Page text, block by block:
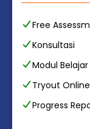
Free
Konsultasi
Modul Belajar
Tryout Online
Progress